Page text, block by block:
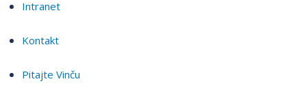
Intranet
Kontakt
Pitajte Vinču